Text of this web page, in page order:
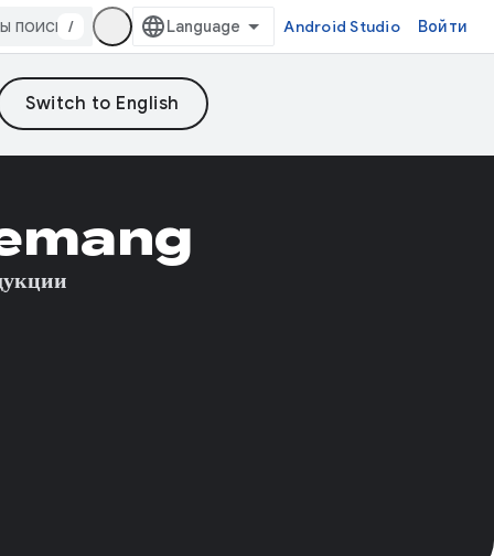
/ Android Studio Войти